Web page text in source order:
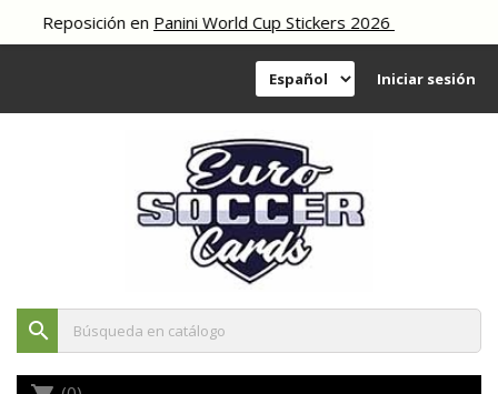
enPanini World Cup Stickers 2026
Iniciar sesión
search